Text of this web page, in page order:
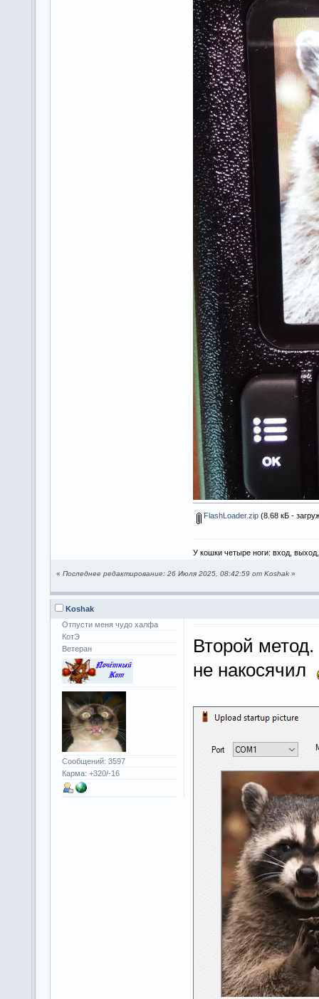
FlashLoader.zip(8.68 кБ -
У кошки четыре ноги: вход,
« Последнее редактирование: 26 Июля 2025, 08:42:59 от Koshak »
Koshak
Отпусти меня чудо халфа
КотЭ
Ветеран
Сообщений: 3597
Карма: +320/-16
Второй
не накосячил